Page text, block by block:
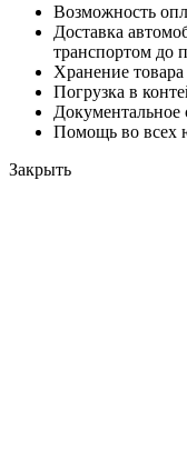
Возможность
Доставка
транспортом до
Хранение
Погрузка в
Документальное
Помощь во всех
Закрыть